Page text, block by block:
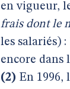
en vigueur,
frais dont le
les salariés)
encore dans
(2) En 1996,